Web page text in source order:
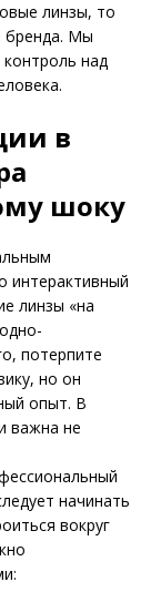
линзы, то
бренда. Мы
над
в
шоку
интерактивный
линзы «на
потерпите
но он
опыт. В
важна не
начинать
вокруг